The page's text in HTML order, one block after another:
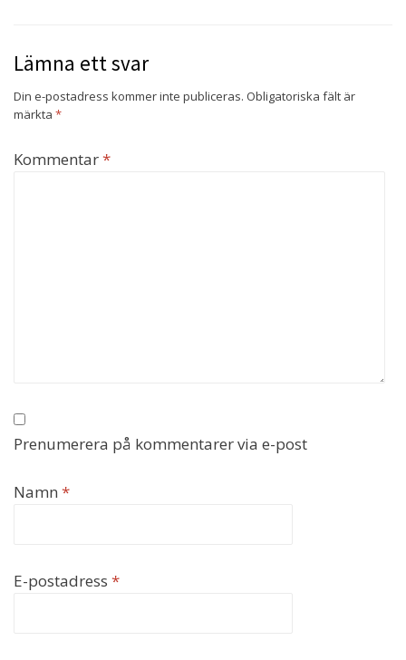
Lämna ett svar
Din e-postadress kommer inte publiceras. Obligatoriska fält är
märkta *
Kommentar*
Prenumerera på kommentarer via e-post
Namn *
E-postadress *